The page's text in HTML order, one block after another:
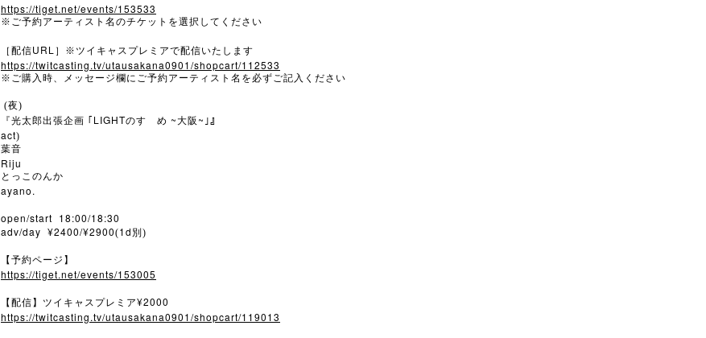
https://tiget.net/events/153533
※ ご予約アーティスト名のチケットを選択してください
［配信URL ］※ツイキャスプレミアで配信いたします
https://twitcasting.tv/utausakana0901/shopcart/112533
※ ご購入時、メッセージ欄にご予約アーティスト名を必ずご記入ください
(夜)
『光太郎出張企画 ｢ LIGHTのすゝめ ~大阪 ~ ｣』
act)
葉音
Riju
とっこのんか
ayano.
open/start 18:00/18:30
adv/day ¥2400/¥2900(1d 別)
【予約ページ】
https://tiget.net/events/153005
【配信】ツイキャスプレミア¥2000
https://twitcasting.tv/utausakana0901/shopcart/119013